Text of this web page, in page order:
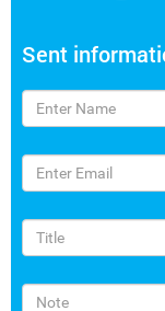
Sent